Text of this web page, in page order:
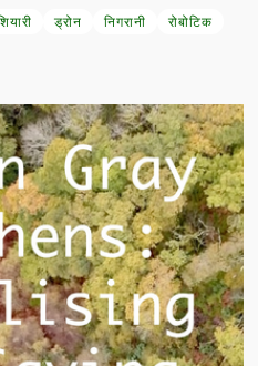
ड्रोन निगरानी
रोबोटिक